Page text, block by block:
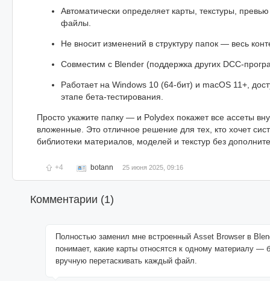
Автоматически определяет карты, текстуры,
файлы.
Не вносит изменений в структуру папок — весь
Совместим с Blender (поддержка других DCC-
Работает на Windows 10 (64-бит) и macOS 11+,
этапе бета-тестирования.
Просто укажите папку — и Polydex покажет все ассеты
вложенные. Это отличное решение для тех, кто хочет
библиотеки материалов, моделей и текстур без
+4 botann 25 июня 2025, 09:16
Комментарии (1)
Полностью заменил мне встроенный Asset Browser в
понимает, какие карты относятся к одному материалу —
вручную перетаскивать каждый файл.